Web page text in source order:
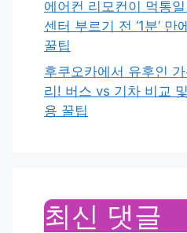
에어컨 리모컨이 먹통
센터 부르기 전 ‘1분’ 만
꿀팁
후쿠오카에서 유후인
리! 버스 vs 기차 비교
용 꿀팁
최신 댓글